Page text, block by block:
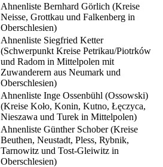
Ahnenliste Bernhard Görlich (Kreise
Neisse, Grottkau und Falkenberg in
Oberschlesien)
Ahnenliste Siegfried Ketter
(Schwerpunkt Kreise Petrikau/Piotrków
und Radom in Mittelpolen mit
Zuwanderern aus Neumark und
Oberschlesien)
Ahnenliste Inge Ossenbühl (Ossowski)
(Kreise Koło, Konin, Kutno, Łęczyca,
Nieszawa und Turek in Mittelpolen)
Ahnenliste Günther Schober (Kreise
Beuthen, Neustadt, Pless, Rybnik,
Tarnowitz und Tost-Gleiwitz in
Oberschlesien)